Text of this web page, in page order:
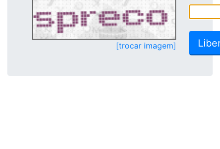
[trocar imagem]